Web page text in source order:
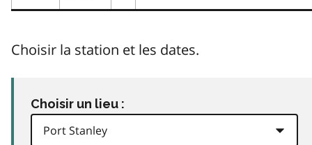
Choisir la station et les dates.
Choisir un lieu :